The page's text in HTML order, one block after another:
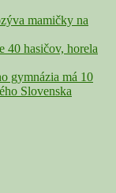
mamičky na
40 hasičov, horela
gymnázia má 10
Slovenska